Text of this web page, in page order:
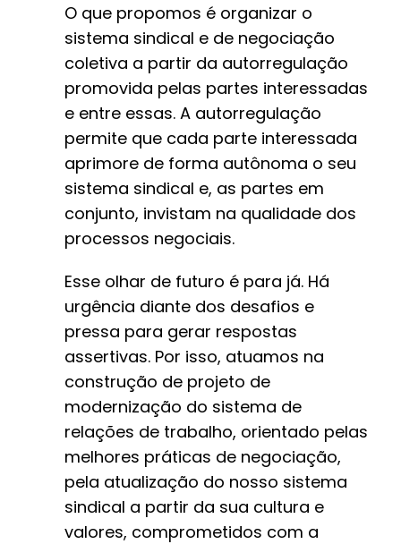
O que propomos é organizar o
sistema sindical e de negociação
coletiva a partir da autorregulação
promovida pelas partes interessadas
e entre essas. A autorregulação
permite que cada parte interessada
aprimore de forma autônoma o seu
sistema sindical e, as partes em
conjunto, invistam na qualidade dos
processos negociais.
Esse olhar de futuro é para já. Há
urgência diante dos desafios e
pressa para gerar respostas
assertivas. Por isso, atuamos na
construção de projeto de
modernização do sistema de
relações de trabalho, orientado pelas
melhores práticas de negociação,
pela atualização do nosso sistema
sindical a partir da sua cultura e
valores, comprometidos com a